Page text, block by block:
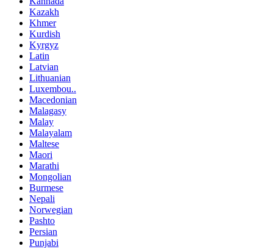
Kazakh
Khmer
Kurdish
Kyrgyz
Latin
Latvian
Lithuanian
Luxembou..
Macedonian
Malagasy
Malay
Malayalam
Maltese
Maori
Marathi
Mongolian
Burmese
Nepali
Norwegian
Pashto
Persian
Punjabi